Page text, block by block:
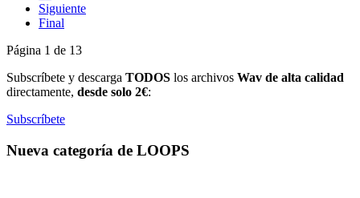
Siguiente
Final
Página 1 de 13
Subscríbete y descarga TODOS los archivos Wav de alta calidad
directamente, desde solo 2€:
Subscríbete
Nueva categoría de LOOPS